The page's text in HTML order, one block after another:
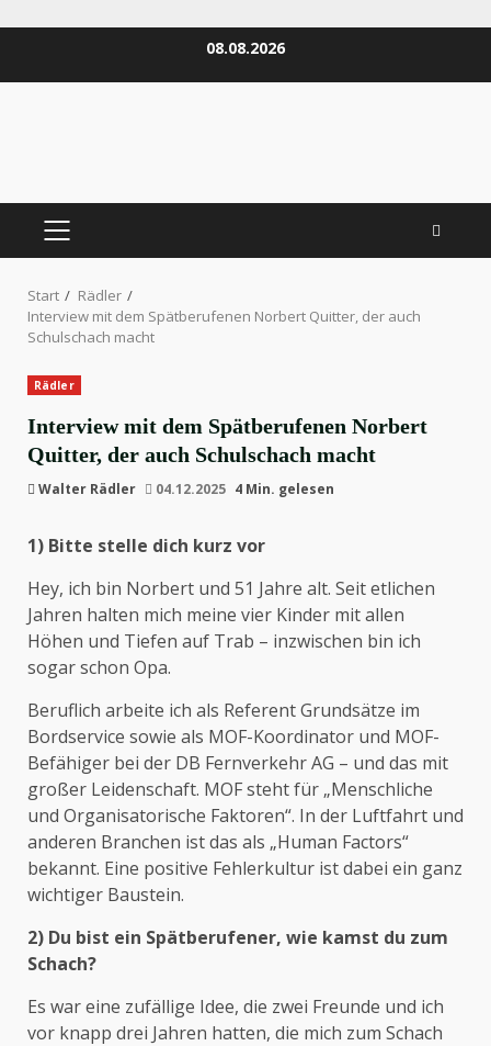
08.08.2026
PRIMÄRES
Start
Rädler
Interview mit dem Spätberufenen Norbert Quitter, der auch
Schulschach macht
Rädler
Interview mit dem Spätberufenen Norbert
Quitter, der auch Schulschach macht
Walter Rädler 04.12.2025 4 Min. gelesen
1) Bitte stelle dich kurz vor
Hey, ich bin Norbert und 51 Jahre alt. Seit etlichen
Jahren halten mich meine vier Kinder mit allen
Höhen und Tiefen auf Trab – inzwischen bin ich
sogar schon Opa.
Beruflich arbeite ich als Referent Grundsätze im
Bordservice sowie als MOF-Koordinator und MOF-
Befähiger bei der DB Fernverkehr AG – und das mit
großer Leidenschaft. MOF steht für „Menschliche
und Organisatorische Faktoren“. In der Luftfahrt und
anderen Branchen ist das als „Human Factors“
bekannt. Eine positive Fehlerkultur ist dabei ein ganz
wichtiger Baustein.
2) Du bist ein Spätberufener, wie kamst du zum
Schach?
Es war eine zufällige Idee, die zwei Freunde und ich
vor knapp drei Jahren hatten, die mich zum Schach